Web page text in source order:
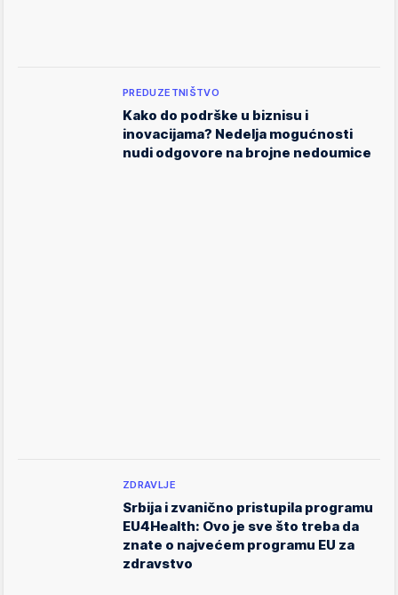
PREDUZETNIŠTVO
Kako do podrške u biznisu i
inovacijama? Nedelja mogućnosti
nudi odgovore na brojne nedoumice
ZDRAVLJE
Srbija i zvanično pristupila programu
EU4Health: Ovo je sve što treba da
znate o najvećem programu EU za
zdravstvo